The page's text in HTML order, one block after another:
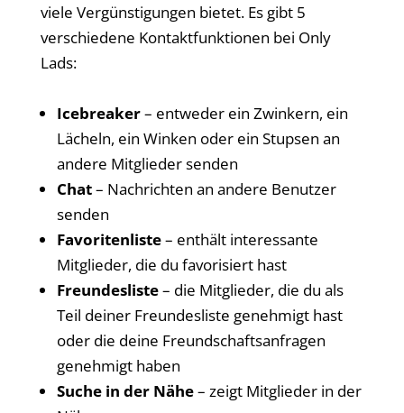
viele Vergünstigungen bietet. Es gibt 5
verschiedene Kontaktfunktionen bei Only
Lads:
Icebreaker– entweder ein Zwinkern, ein
Lächeln, ein Winken oder ein Stupsen an
andere Mitglieder senden
Chat– Nachrichten an andere Benutzer
senden
Favoritenliste– enthält interessante
Mitglieder, die du favorisiert hast
Freundesliste– die Mitglieder, die du als
Teil deiner Freundesliste genehmigt hast
oder die deine Freundschaftsanfragen
genehmigt haben
Suche in der Nähe– zeigt Mitglieder in der